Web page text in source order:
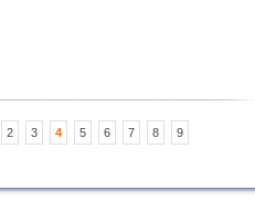
2 3 4 5 6 7 8 9